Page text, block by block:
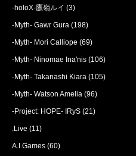
-holoX-鷹嶺ルイ (3)
-Myth- Gawr Gura (198)
-Myth- Mori Calliope (69)
-Myth- Ninomae Ina'nis (106)
-Myth- Takanashi Kiara (105)
-Myth- Watson Amelia (96)
-Project: HOPE- IRyS (21)
.Live (11)
A.I.Games (60)